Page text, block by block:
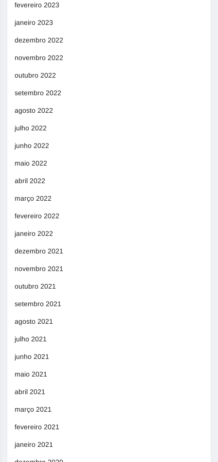
fevereiro 2023
janeiro 2023
dezembro 2022
novembro 2022
outubro 2022
setembro 2022
agosto 2022
julho 2022
junho 2022
maio 2022
abril 2022
março 2022
fevereiro 2022
janeiro 2022
dezembro 2021
novembro 2021
outubro 2021
setembro 2021
agosto 2021
julho 2021
junho 2021
maio 2021
abril 2021
março 2021
fevereiro 2021
janeiro 2021